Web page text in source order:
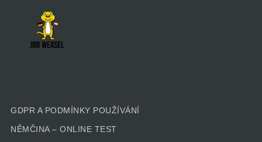
GDPR A PODMÍNKY POUŽÍVÁNÍ
NĚMČINA – ONLINE TEST